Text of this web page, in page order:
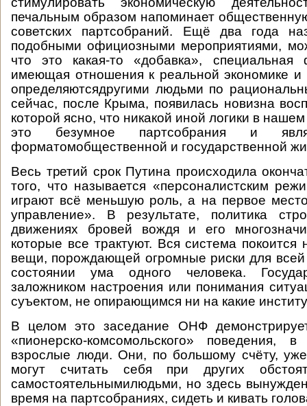
печальным образом напоминает
советских партсобраний. Ещё два года
подобными официозными мероприятиями,
что это какая-то «добавка»,
имеющая отношения к реальной экономике и
определяютсядругими людьми по
сейчас, после Крыма, появилась новизна
которой ясно, что никакой иной логики в
это безумное партсобрания и
форматомобщественной и государственной
Весь третий срок Путина происходила
того, что называется «персоналистским
играют всё меньшую роль, а на первое
управление». В результате, политика
движениях бровей вождя и его
которые все трактуют. Вся система покоится
вещи, порождающей огромные риски для
состоянии ума одного человека.
заложником настроения или понимания
суъектом, не опирающимся ни на какие
В целом это заседание ОНФ
«пионерско-комсомольского» поведения,
взрослые люди. Они, по большому счёту,
могут считать себя при других
самостоятельнымилюдьми, но здесь
время на партсобраниях, сидеть и кивать